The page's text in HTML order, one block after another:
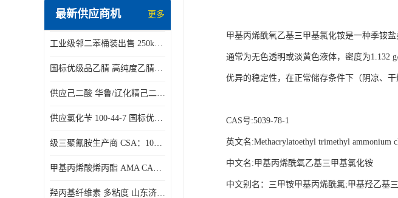
最新供应商机 更多
工业级邻二苯桶装出售 250kg/桶 95-50-1
国标优级品乙腈 高纯度乙腈桶装现货160kg桶
供应己二酸 华鲁/辽化精己二酸 大包装可分小包装现货
供应氯化苄 100-44-7 国标优等品苄基氯 一桶起发
级三聚氰胺生产商 CSA：108-78-1 济南发货
甲基丙烯酸烯丙酯 AMA CAS：96-05-9
羟丙基纤维素 多粘度 山东济南仓库发货
甲基丙烯酰氧乙基三甲基氯化铵是一种季铵
通常为无色透明或淡黄色液体，密度为1.132
优异的稳定性，在正常储存条件下（阴凉、干
CAS号:5039-78-1
英文名:Methacrylatoethyl trimethyl ammonium
中文名:甲基丙烯酰氧乙基三甲基氯化铵
中文别名：三甲铵甲基丙烯酰氯;甲基羟乙基